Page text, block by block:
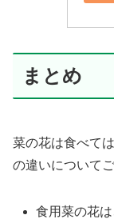
まとめ
菜の花は食べて
の違いについて
食用菜の花